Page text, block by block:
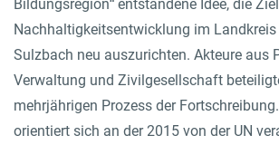
Bildungsregion“ entstandene Idee, die
Nachhaltigkeitsentwicklung im Landkreis
Sulzbach neu auszurichten. Akteure aus
Verwaltung und Zivilgesellschaft
mehrjährigen Prozess der
orientiert sich an der 2015 von der UN